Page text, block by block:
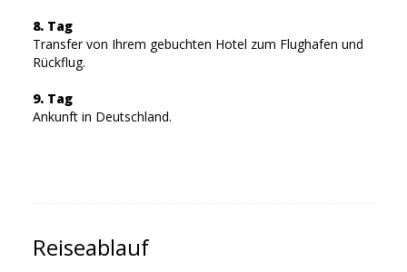
8. Tag
Transfer von Ihrem gebuchten Hotel zum Flughafen und
Rückflug.
9. Tag
Ankunft in Deutschland.
Reiseablauf